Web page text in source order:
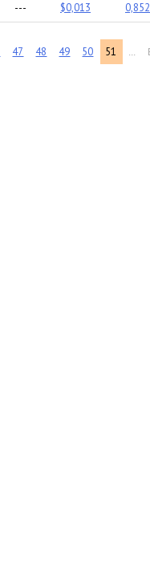
--- $0,013
47 48 49 50 51 ...